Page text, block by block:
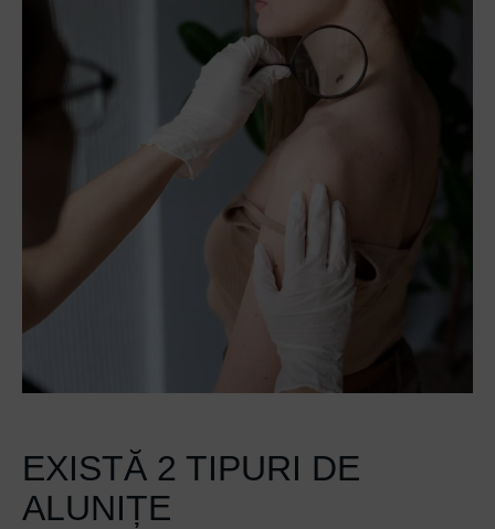
EXISTĂ 2 TIPURI DE
ALUNIȚE